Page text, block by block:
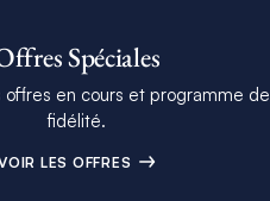
Spéciales
offres en cours et programme de
fidélité.
LES OFFRES